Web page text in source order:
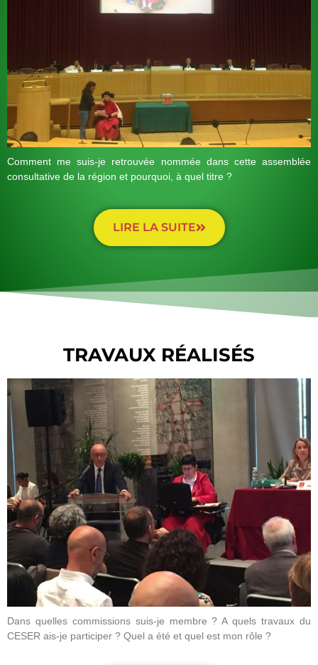
Comment me suis-je retrouvée nommée dans cette assemblée
consultative de la région et pourquoi, à quel titre ?
LIRE LA SUITE
TRAVAUX RÉALISÉS
Dans quelles commissions suis-je membre ? A quels travaux du
CESER ais-je participer ? Quel a été et quel est mon rôle ?